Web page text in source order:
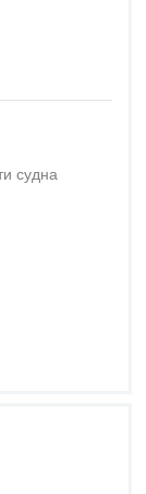
судна